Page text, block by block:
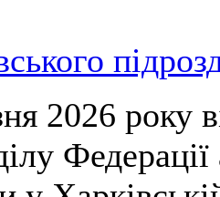
2026 року